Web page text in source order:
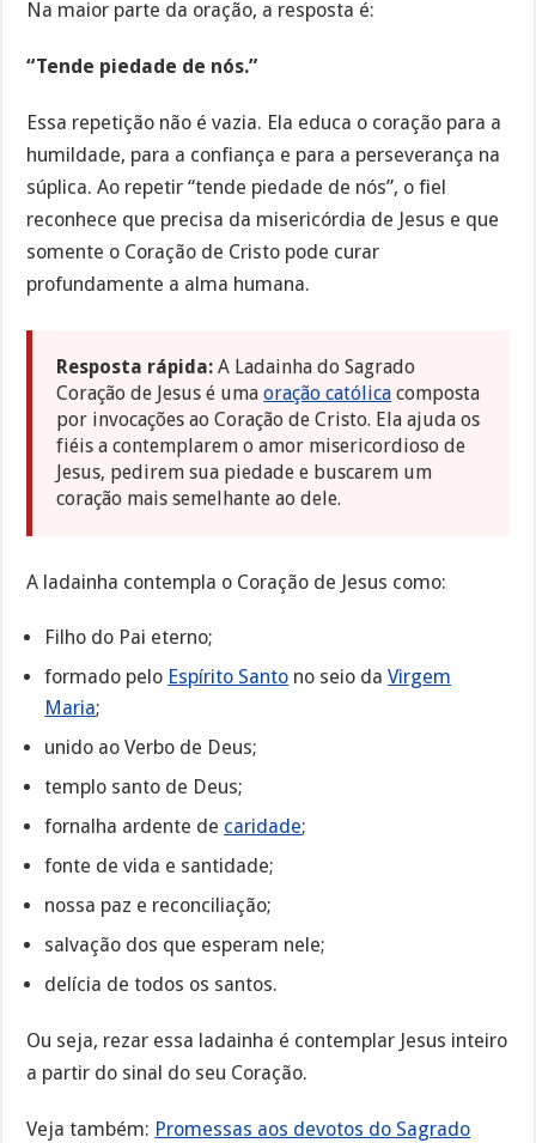
Na maior parte da oração, a resposta é:
“Tende piedade de nós.”
Essa repetição não é vazia. Ela educa o coração para a
humildade, para a confiança e para a perseverança na
súplica. Ao repetir “tende piedade de nós”, o fiel
reconhece que precisa da misericórdia de Jesus e que
somente o Coração de Cristo pode curar
profundamente a alma humana.
Resposta rápida: A Ladainha do Sagrado
Coração de Jesus é umaoração católica composta
por invocações ao Coração de Cristo. Ela ajuda os
fiéis a contemplarem o amor misericordioso de
Jesus, pedirem sua piedade e buscarem um
coração mais semelhante ao dele.
A ladainha contempla o Coração de Jesus como:
Filho do Pai eterno;
formado pelo Espírito Santo no seio daVirgem
Maria;
unido ao Verbo de Deus;
templo santo de Deus;
fornalha ardente de caridade;
fonte de vida e santidade;
nossa paz e reconciliação;
salvação dos que esperam nele;
delícia de todos os santos.
Ou seja, rezar essa ladainha é contemplar Jesus inteiro
a partir do sinal do seu Coração.
Veja também: Promessas aos devotos do Sagrado